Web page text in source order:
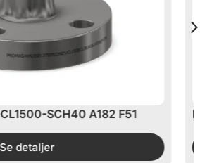
NCF5/WN/IX/DN50/CL2500/11,07
Se detaljer